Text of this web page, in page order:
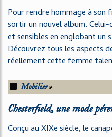
Pour rendre hommage à son
sortir un nouvel album.
et sensibles en englobant un
Découvrez tous les aspects
réellement cette femme
Mobilier»
Chesterfield, une mode
Conçu au XIXe siècle, le